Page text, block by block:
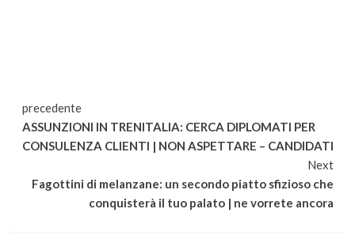
Continua
a
leggere
precedente
ASSUNZIONI IN TRENITALIA: CERCA DIPLOMATI PER
CONSULENZA CLIENTI | NON ASPETTARE – CANDIDATI
Next
Fagottini di melanzane: un secondo piatto sfizioso che
conquisterà il tuo palato | ne vorrete ancora